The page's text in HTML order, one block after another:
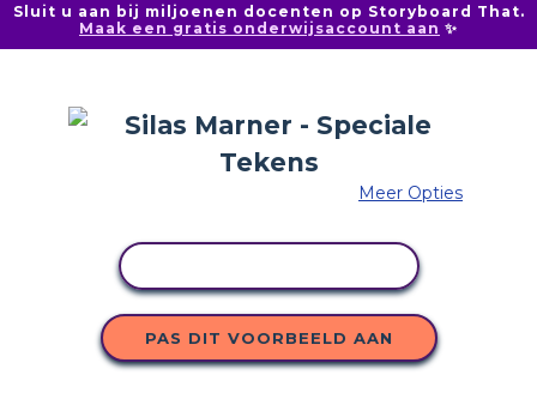
Sluit u aan bij miljoenen docenten op Storyboard That.
Maak een gratis onderwijsaccount aan ✨
Meer Opties
PAS DIT VOORBEELD AAN